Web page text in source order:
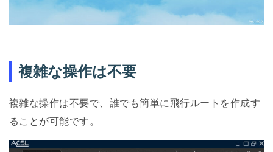
複雑な操作は不要
複雑な操作は不要で、誰でも簡単に飛行ルートを作成す
ることが可能です。